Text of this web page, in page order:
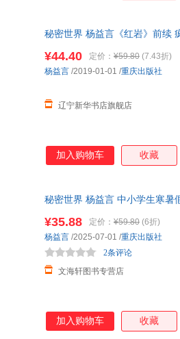
象。作为革命者形象中的另一
伪装，成功避开敌人猜疑，这
虞我诈，对军统特务机关的双
秘密世界 杨益言《红岩》前续
¥44.40 定价： ¥59.80 (7.43折)
辽宁新华书店旗舰店
杨益言 /2019-01-01 /重庆出版社
加入购物车 收藏
秘密世界 杨益言 中小学生寒暑
¥35.88 定价： ¥59.80 (6折)
文海轩图书专营店
2条评论
杨益言 /2025-07-01 /重庆出版社
加入购物车 收藏